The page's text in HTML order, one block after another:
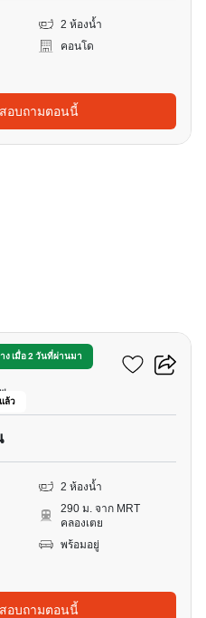
2 ห้องน้ำ
คอนโด
สอบถามตอนนี้
ง เมื่อ 2 วันที่ผ่านมา
ล้ว
2 ห้องน้ำ
290 ม. จาก MRT
คลองเตย
พร้อมอยู่
สอบถามตอนนี้